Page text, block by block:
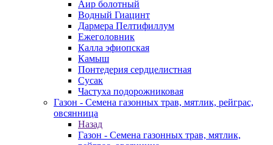
Аир болотный
Водный Гиацинт
Дармера Пелтифиллум
Ежеголовник
Калла эфиопская
Камыш
Понтедерия сердцелистная
Сусак
Частуха подорожниковая
Газон - Семена газонных трав, мятлик, рейграс,
овсянница
Назад
Газон - Семена газонных трав, мятлик,